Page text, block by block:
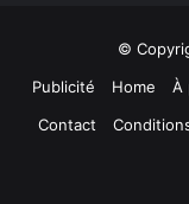
©
Publicité
Home À
Contact